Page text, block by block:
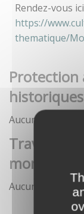
Rendez-vous
https://
thematique/
historiques
Aucune
Travaux et
monument
Aucune